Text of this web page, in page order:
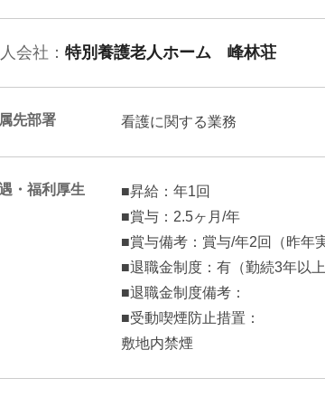
会社： 特別養護老人ホーム 峰林荘
先部署 看護に関する業務
・福利厚生
■昇給：年1回
■賞与：2.5ヶ月/年
■賞与備考：賞与/年2回（昨年
■退職金制度：有（勤続3年以上
■退職金制度備考：
■受動喫煙防止措置：
敷地内禁煙